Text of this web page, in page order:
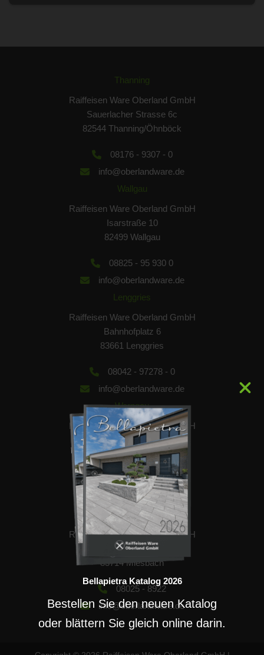
Bellapietra Katalog 2026
Bestellen Sie den neuen Katalog
oder blättern Sie gleich online darin.
Thanning
Raiffeisen Ware Oberland GmbH
Sauerlacher Strasse 6c
82544 Thanning/Öhnböck
08176 - 9307 - 0
info@oberlandware.de
Wallgau
Raiffeisen Ware Oberland GmbH
Isarstraße 10
82499 Wallgau
08825 - 95 930 0
info@oberlandware.de
Lenggries
Raiffeisen Ware Oberland GmbH
Bahnhofplatz 6
83661 Lenggries
08042 - 97278 - 0
info@oberlandware.de
Warngau
Raiffeisen Ware Oberland GmbH
Lagerhausstrasse 10
83627 Warngau
08021 - 7014
info@oberlandware.de
Miesbach
Raiffeisen Ware Oberland GmbH
Wallenburger Str. 29
83714 Miesbach
08025 - 8922
info@oberlandware.de